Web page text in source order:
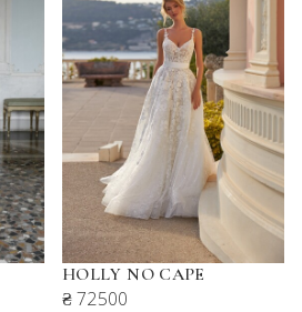
HOLLY NO CAPE
₴ 72500